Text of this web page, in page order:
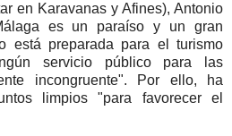
en Karavanas y Afines), Antonio
es un paraíso y un gran
está preparada para el turismo
servicio público para las
incongruente". Por ello, ha
limpios "para favorecer el